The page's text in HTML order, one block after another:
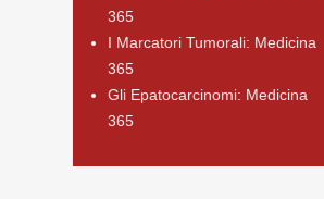
365
I Marcatori Tumorali: Medicina
365
Gli Epatocarcinomi: Medicina
365